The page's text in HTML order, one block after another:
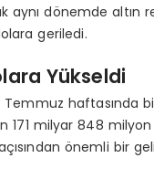
aynı dönemde altın
geriledi.
Yükseldi
Temmuz haftasında
milyar 848 milyon
önemli bir